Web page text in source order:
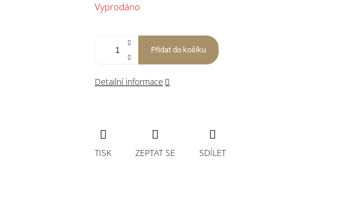
cena:
Vyprodáno
Přidat do košíku
Detailní informace
TISK ZEPTAT SE SDÍLET